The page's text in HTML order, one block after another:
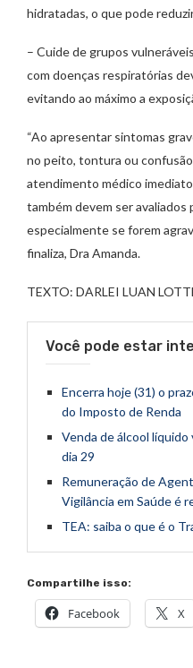
hidratadas, o que pode
– Cuide de grupos
com doenças respiratórias
evitando ao máximo a
“Ao apresentar sintomas
no peito, tontura ou
atendimento médico
também devem ser avaliados
especialmente se forem
finaliza, Dra Amanda.
TEXTO: DARLEI LUAN
Você pode estar
Encerra hoje (31) o
do Imposto de Renda
Venda de álcool
dia 29
Remuneração de
Vigilância em Saúde é
TEA: saiba o que é o
Compartilhe isso:
Facebook X